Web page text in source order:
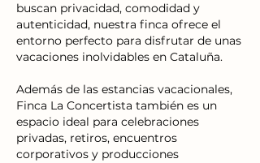
buscan privacidad, comodidad y
autenticidad, nuestra finca ofrece el
entorno perfecto para disfrutar de unas
vacaciones inolvidables en Cataluña.
Además de las estancias vacacionales,
Finca La Concertista también es un
espacio ideal para celebraciones
privadas, retiros, encuentros
corporativos y producciones